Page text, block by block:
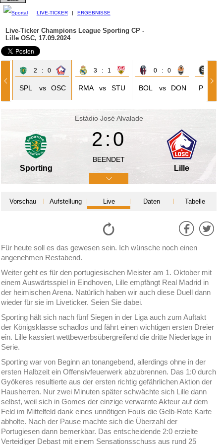
LIVE-TICKER | ERGEBNISSE
Live-Ticker Champions League Sporting CP -
Lille OSC, 17.09.2024
2 : 0
SPL vs OSC
3 : 1
RMA vs STU
0 : 0
BOL vs DON PRA
Estádio José Alvalade
Sporting
2:0
BEENDET
Lille
Vorschau Aufstellung Live Daten Tabelle
Für heute soll es das gewesen sein. Ich wünsche noch einen
angenehmen Restabend.
Weiter geht es für den portugiesischen Meister am 1. Oktober mit
einem Auswärtsspiel in Eindhoven, Lille empfängt Real Madrid in
der heimischen Arena. Natürlich haben wir auch diese Duell dann
wieder für sie im Liveticker. Seien Sie dabei.
Sporting hält sich nach fünf Siegen in der Liga auch zum Auftakt
der Königsklasse schadlos und fährt einen wichtigen ersten Dreier
ein. Lille kassiert wettbewerbsübergreifend die dritte Niederlage in
Serie.
Sporting war von Beginn an tonangebend, allerdings ohne in der
ersten Halbzeit ein Offensivfeuerwerk abzubrennen. Das 1:0 durch
Gyökeres resultierte aus der ersten richtig gefährlichen Aktion der
Hausherren. Nur zwei Minuten später schwächte sich Lille dann
selbst, weil sich in Gomes der einzige verwarnte Akteur auf dem
Feld im Mittelfeld dank eines unnötigen Fouls die Gelb-Rote Karte
abholte. Nach der Pause machte sich die Überzahl der
Portugiesen dann bemerkbar. Das entscheidende 2:0 erzielte
Verteidiger Debast mit einem Sensationsschuss aus rund 25